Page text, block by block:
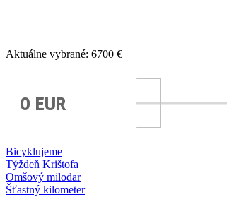
Aktuálne vybrané: 6700 €
0 EUR
Bicyklujeme
Týždeň Krištofa
Omšový milodar
Šťastný kilometer